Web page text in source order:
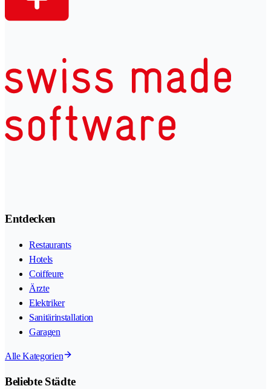
Entdecken
Restaurants
Hotels
Coiffeure
Ärzte
Elektriker
Sanitärinstallation
Garagen
Alle Kategorien
Beliebte Städte